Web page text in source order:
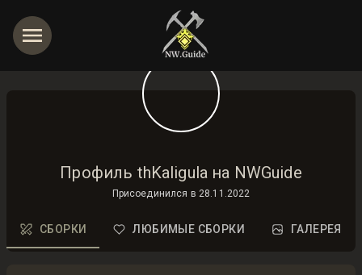
Профиль thKaligula на NWGuide
Присоединился в 28.11.2022
СБОРКИ ЛЮБИМЫЕ СБОРКИ ГАЛЕРЕЯ